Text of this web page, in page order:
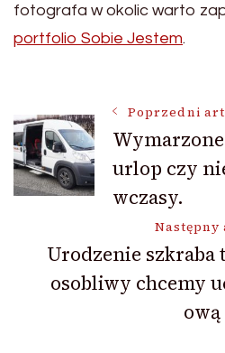
fotografa w okolic warto
portfolio Sobie Jestem.
Nawigacja
wpisu
Poprzedni
urlop czy
wczasy.
Następny
Urodzenie szkraba
osobliwy chcemy